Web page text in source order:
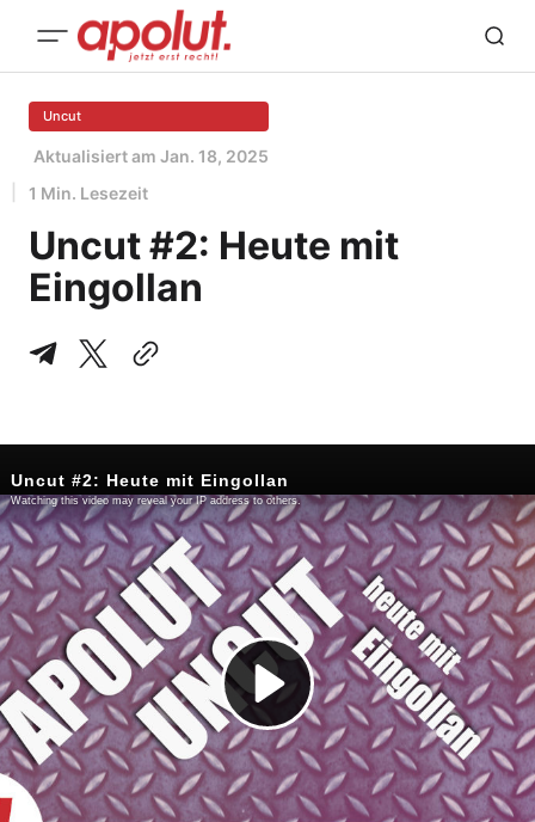
Uncut
Aktualisiert am Jan. 18, 2025
1 Min. Lesezeit
Uncut #2: Heute mit
Eingollan